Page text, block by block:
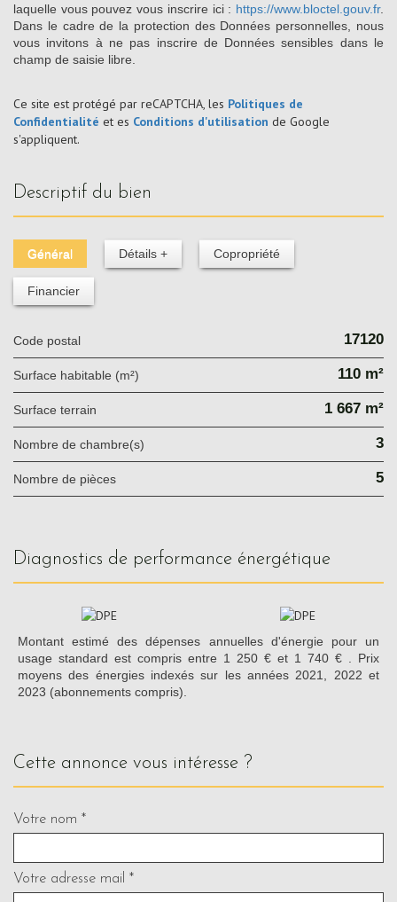
laquelle vous pouvez vous inscrire ici : https://www.bloctel.gouv.fr.
Dans le cadre de la protection des Données personnelles, nous
vous invitons à ne pas inscrire de Données sensibles dans le
champ de saisie libre.
Ce site est protégé par reCAPTCHA, les Politiques de
Confidentialité et es Conditions d'utilisation de Google
s'appliquent.
descriptif du bien
Général Détails + Copropriété
Financier
Code postal 17120
Surface habitable (m²) 110 m²
surface terrain 1 667 m²
Nombre de chambre(s) 3
Nombre de pièces 5
diagnostics de performance énergétique
Montant estimé des dépenses annuelles d'énergie pour un
usage standard est compris entre 1 250 € et 1 740 € . Prix
moyens des énergies indexés sur les années 2021, 2022 et
2023 (abonnements compris).
cette annonce vous intéresse ?
Votre nom *
Votre adresse mail *